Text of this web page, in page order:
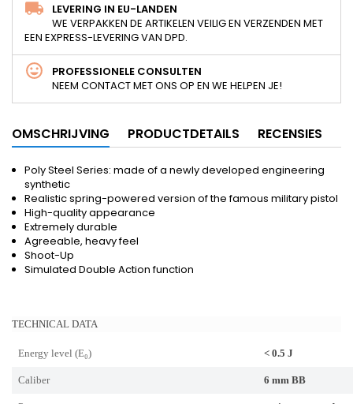
LEVERING IN EU-LANDEN
WE VERPAKKEN DE ARTIKELEN VEILIG EN VERZENDEN MET
EEN EXPRESS-LEVERING VAN DPD.
PROFESSIONELE CONSULTEN
NEEM CONTACT MET ONS OP EN WE HELPEN JE!
OMSCHRIJVING PRODUCTDETAILS RECENSIES
Poly Steel Series: made of a newly developed engineering
synthetic
Realistic spring-powered version of the famous military pistol
High-quality appearance
Extremely durable
Agreeable, heavy feel
Shoot-Up
Simulated Double Action function
TECHNICAL DATA
Energy level (E₀) < 0.5 J
Caliber 6 mm BB